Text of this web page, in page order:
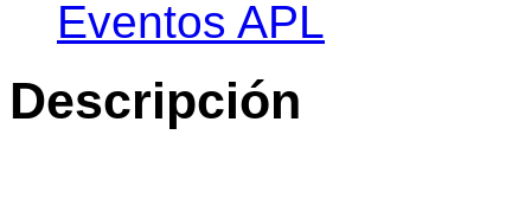
Eventos APL
Descripción